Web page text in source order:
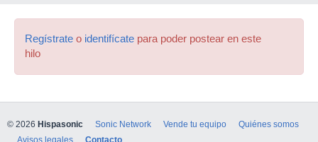
Regístrate o identifícate para poder postear en este
hilo
© 2026 Hispasonic Sonic Network Vende tu equipo
Quiénes somos
Avisos legales
Contacto